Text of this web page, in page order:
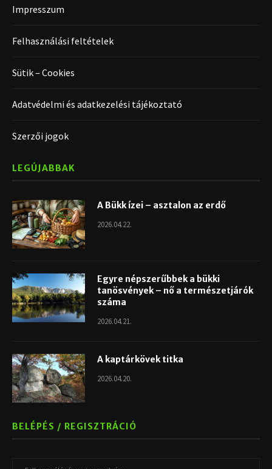
Impresszum
Felhasználási feltételek
Sütik – Cookies
Adatvédelmi és adatkezelési tájékoztató
Szerzői jogok
LEGÚJABBAK
A Bükk ízei – asztalon az erdő
2026.04.22.
Egyre népszerűbbek a bükki
tanösvények – nő a természetjárók
száma
2026.04.21.
A kaptárkövek titka
2026.04.20.
BELÉPÉS / REGISZTRÁCIÓ